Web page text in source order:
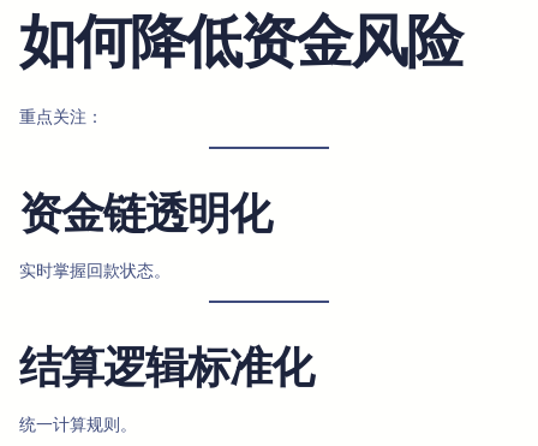
如何降低资金风险
重点关注：
资金链透明化
实时掌握回款状态。
结算逻辑标准化
统一计算规则。